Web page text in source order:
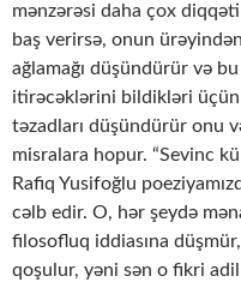
mənzərəsi daha çox
baş verirsə, onun
ağlamağı düşündürür və
itirəcəklərini bildikləri üçün
təzadları düşündürür onu
misralara hopur. “Sevinc
Rafiq Yusifoğlu
cəlb edir. O, hər şeydə
filosofluq iddiasına
qoşulur, yəni sən o fikri